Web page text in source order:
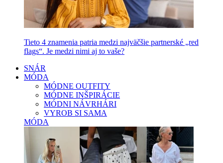
Tieto 4 znamenia patria medzi najväčšie partnerské „red
flags“. Je medzi nimi aj to vaše?
SNÁR
MÓDA
MÓDNE OUTFITY
MÓDNE INŠPIRÁCIE
MÓDNI NÁVRHÁRI
VYROB SI SAMA
MÓDA